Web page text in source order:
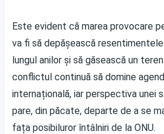
Este evident că marea provocare
va fi să depășească
lungul anilor și să găsească un
conflictul continuă să domine
internațională, iar perspectiva unei
pare, din păcate, departe de a se
fața posibiluror întâlniri de la ONU.